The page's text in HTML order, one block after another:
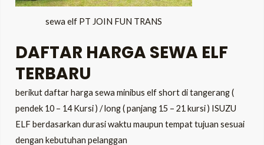
sewa elf PT JOIN FUN TRANS
DAFTAR HARGA SEWA ELF
TERBARU
berikut daftar harga sewa minibus elf short di tangerang (
pendek 10 – 14 Kursi ) / long ( panjang 15 – 21 kursi ) ISUZU
ELF berdasarkan durasi waktu maupun tempat tujuan sesuai
dengan kebutuhan pelanggan